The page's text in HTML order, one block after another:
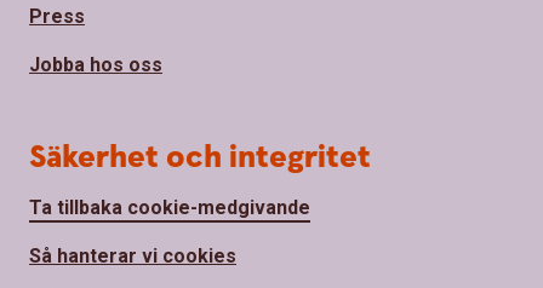
Press
Jobba hos oss
Säkerhet och integritet
Ta tillbaka cookie-medgivande
Så hanterar vi cookies